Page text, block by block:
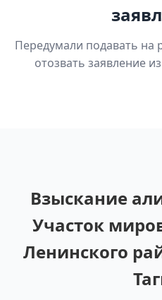
Передумали подавать
отозвать заявление
Взыскание
Участок
Ленинского